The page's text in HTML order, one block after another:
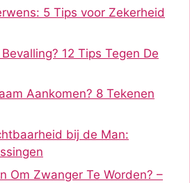
5 Tips voor Zekerheid
12 Tips Tegen De
Aankomen? 8 Tekenen
bij de Man:
Om Zwanger Te Worden? –